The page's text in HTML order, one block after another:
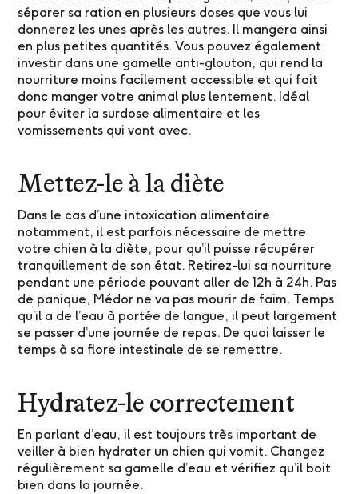
séparer sa ration en plusieurs doses que vous lui
donnerez les unes après les autres. Il mangera ainsi
en plus petites quantités. Vous pouvez également
investir dans une gamelle anti-glouton, qui rend la
nourriture moins facilement accessible et qui fait
donc manger votre animal plus lentement. Idéal
pour éviter la surdose alimentaire et les
vomissements qui vont avec.
Mettez-le à la diète
Dans le cas d’une intoxication alimentaire
notamment, il est parfois nécessaire de mettre
votre chien à la diète, pour qu’il puisse récupérer
tranquillement de son état. Retirez-lui sa nourriture
pendant une période pouvant aller de 12h à 24h. Pas
de panique, Médor ne va pas mourir de faim. Temps
qu’il a de l’eau à portée de langue, il peut largement
se passer d’une journée de repas. De quoi laisser le
temps à sa flore intestinale de se remettre.
Hydratez-le correctement
En parlant d’eau, il est toujours très important de
veiller à bien hydrater un chien qui vomit. Changez
régulièrement sa gamelle d’eau et vérifiez qu’il boit
bien dans la journée.